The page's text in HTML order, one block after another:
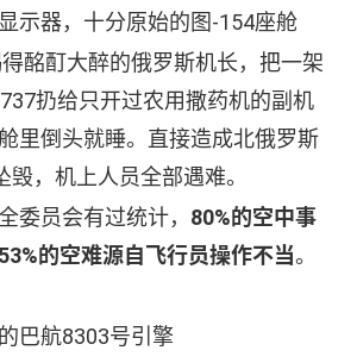
示器，十分原始的图-154座舱
酩酊大醉的俄罗斯机长，把一架
扔给只开过农用撒药机的副机
里倒头就睡。直接造成北俄罗斯
，机上人员全部遇难。
委员会有过统计， 80%的空中事
的空难源自飞行员操作不当。
巴航8303号引擎